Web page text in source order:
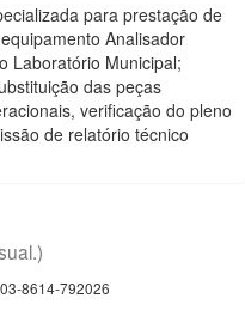
para prestação de
Analisador
Laboratório Municipal;
das peças
verificação do pleno
de relatório técnico
8614-792026